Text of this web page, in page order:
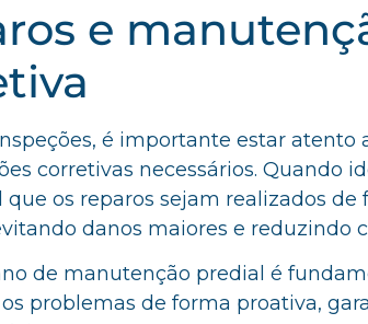
e
é importante estar atento
corretivas necessários. Quando
que os reparos sejam realizados de
danos maiores e reduzindo
de manutenção predial é
problemas de forma proativa,